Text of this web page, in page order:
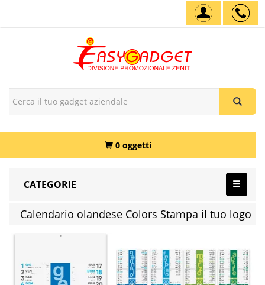
0 oggetti
CATEGORIE
Calendario olandese Colors Stampa il tuo logo